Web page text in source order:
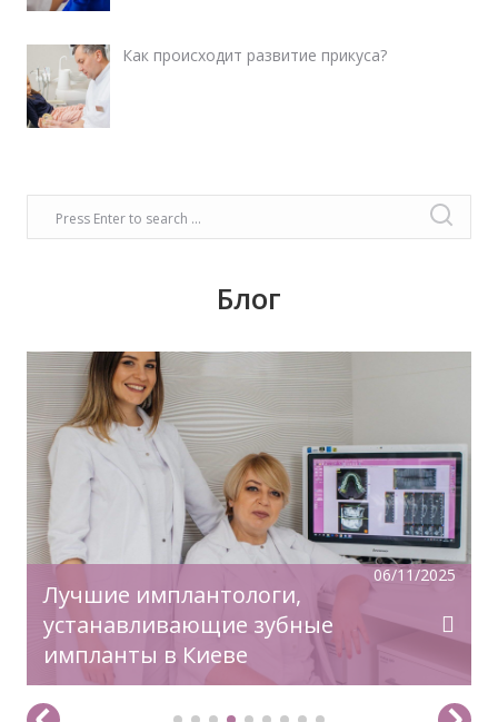
Как происходит развитие прикуса?
Блог
06/11/2025
Лучшие имплантологи,
устанавливающие зубные
импланты в Киеве
Время задуматься о волшебном платье,
прическе, макияже. Позаботьтесь о вашей
улыбке, которая придаст вашему образу
чувство комфорта и уверенности!